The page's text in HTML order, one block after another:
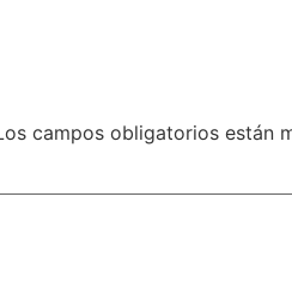
campos obligatorios están